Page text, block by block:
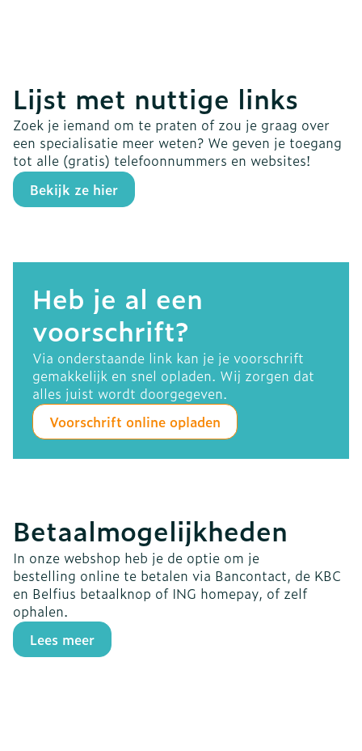
Lijst met nuttige links
Zoek je iemand om te praten of zou je graag over
een specialisatie meer weten? We geven je toegang
tot alle (gratis) telefoonnummers en websites!
Bekijk ze hier
Heb je al een
voorschrift?
Via onderstaande link kan je je voorschrift
gemakkelijk en snel opladen. Wij zorgen dat
alles juist wordt doorgegeven.
Voorschrift online opladen
Betaalmogelijkheden
In onze webshop heb je de optie om je
bestelling online te betalen via Bancontact, de KBC
en Belfius betaalknop of ING homepay, of zelf
ophalen.
Lees meer